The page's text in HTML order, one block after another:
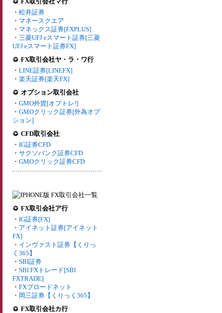
・ 松井証券
・ マネースクエア
・ マネックス証券[FXPLUS]
・ 三菱UFJ eスマート証券[三菱
UFJ eスマート証券FX]
FX取引会社ヤ・ラ・ワ行
・ LINE証券[LINEFX]
・ 楽天証券[楽天FX]
オプション取引会社
・ GMO外貨[オプトレ!]
・ GMOクリック証券[外為オプ
ション]
CFD取引会社
・ IG証券CFD
・ サクソバンク証券CFD
・ GMOクリック証券CFD
FX取引会社ア行
・ IG証券[FX]
・ アイネット証券[アイネット
FX]
・ インヴァスト証券【くりっ
く365】
・ SBI証券
・ SBI FXトレード[SBI
FXTRADE]
・ FXブロードネット
・ 岡三証券【くりっく365】
FX取引会社カ行